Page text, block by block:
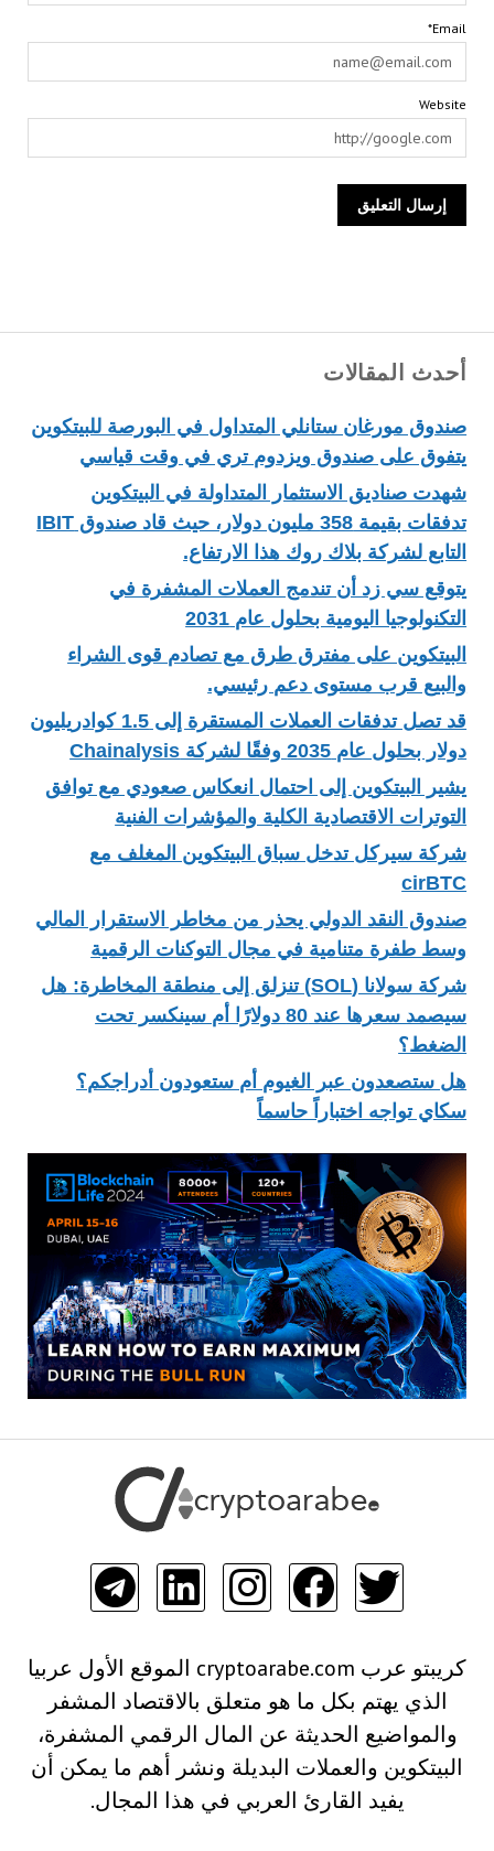
أحدث المقالات
صندوق مورغان ستانلي المتداول في البورصة للبيتكوين
يتفوق على صندوق ويزدوم تري في وقت قياسي
شهدت صناديق الاستثمار المتداولة في البيتكوين
تدفقات بقيمة 358 مليون دولار، حيث قاد صندوق IBIT
التابع لشركة بلاك روك هذا الارتفاع.
يتوقع سي زد أن تندمج العملات المشفرة في
التكنولوجيا اليومية بحلول عام 2031
البيتكوين على مفترق طرق مع تصادم قوى الشراء
والبيع قرب مستوى دعم رئيسي.
قد تصل تدفقات العملات المستقرة إلى 1.5 كوادريليون
دولار بحلول عام 2035 وفقًا لشركة Chainalysis
يشير البيتكوين إلى احتمال انعكاس صعودي مع توافق
التوترات الاقتصادية الكلية والمؤشرات الفنية
شركة سيركل تدخل سباق البيتكوين المغلف مع
cirBTC
صندوق النقد الدولي يحذر من مخاطر الاستقرار المالي
وسط طفرة متنامية في مجال التوكنات الرقمية
شركة سولانا (SOL) تنزلق إلى منطقة المخاطرة: هل
سيصمد سعرها عند 80 دولارًا أم سينكسر تحت
الضغط؟
هل ستصعدون عبر الغيوم أم ستعودون أدراجكم؟
سكاي تواجه اختباراً حاسماً
Email*
Website
كريبتو عرب cryptoarabe.com الموقع الأول عربيا
الذي يهتم بكل ما هو متعلق بالاقتصاد المشفر
والمواضيع الحديثة عن المال الرقمي المشفرة،
البيتكوين والعملات البديلة ونشر أهم ما يمكن أن
يفيد القارئ العربي في هذا المجال.